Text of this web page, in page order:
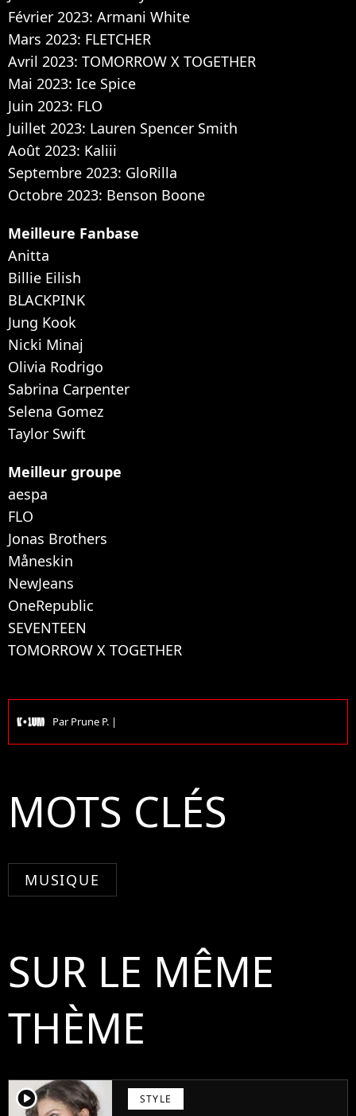
Février 2023: Armani White
Mars 2023: FLETCHER
Avril 2023: TOMORROW X TOGETHER
Mai 2023: Ice Spice
Juin 2023: FLO
Juillet 2023: Lauren Spencer Smith
Août 2023: Kaliii
Septembre 2023: GloRilla
Octobre 2023: Benson Boone
Meilleure Fanbase
Anitta
Billie Eilish
BLACKPINK
Jung Kook
Nicki Minaj
Olivia Rodrigo
Sabrina Carpenter
Selena Gomez
Taylor Swift
Meilleur groupe
aespa
FLO
Jonas Brothers
Måneskin
NewJeans
OneRepublic
SEVENTEEN
TOMORROW X TOGETHER
ParPrune P. |
MOTS CLÉS
MUSIQUE
SUR LE MÊME
THÈME
player2 STYLE